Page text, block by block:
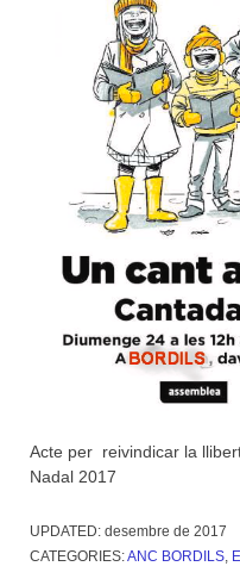
Acte per reivindicar la
Nadal 2017
UPDATED: desembre de 2017
CATEGORIES:ANC BORDILS,